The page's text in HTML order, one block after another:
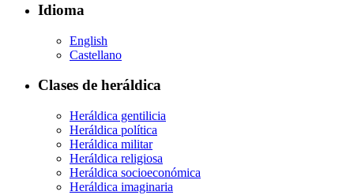
Idioma
English
Castellano
Clases de heráldica
Heráldica gentilicia
Heráldica política
Heráldica militar
Heráldica religiosa
Heráldica socioeconómica
Heráldica imaginaria